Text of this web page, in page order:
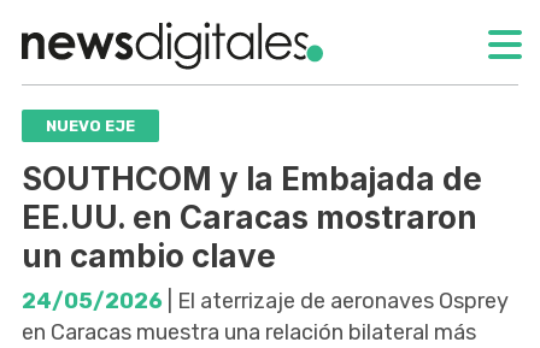
NUEVO EJE
SOUTHCOM y la Embajada de
EE.UU. en Caracas mostraron
un cambio clave
24/05/2026 | El aterrizaje de aeronaves Osprey
en Caracas muestra una relación bilateral más